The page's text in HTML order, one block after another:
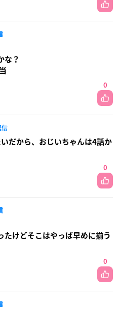
な？
0
信
だから、おじいちゃんは4話か
0
たけどそこはやっぱ早めに揃う
0